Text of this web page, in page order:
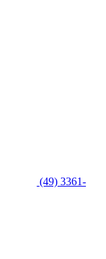
(49) 3361-